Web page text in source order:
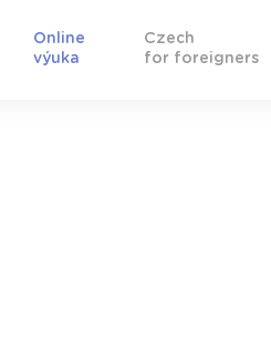
Online
výuka
Czech
for foreigners